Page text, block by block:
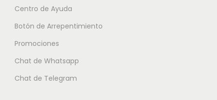
Centro de Ayuda
Botón de Arrepentimiento
Promociones
Chat de Whatsapp
Chat de Telegram